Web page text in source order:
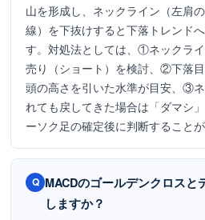
山を形成し、ネックライン（左肩
線）を下抜けすると下落トレンド
す。対処法としては、①ネックラ
売り（ショート）を検討、②下落
頭の高さを引いた水準が目安、③
れても戻してきた場合は「ダマシ
ーソク足の確定後に判断することが
MACDのゴールデンクロス
しますか？